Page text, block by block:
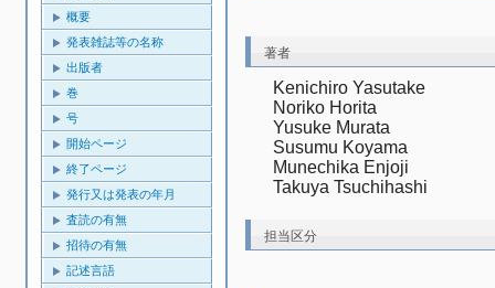
概要
発表雑誌等の名称
出版者
巻
号
開始ページ
終了ページ
発行又は発表の年月
査読の有無
招待の有無
記述言語
著者
Kenichiro Yasutake
Noriko Horita
Yusuke Murata
Susumu Koyama
Munechika Enjoji
Takuya Tsuchihashi
担当区分